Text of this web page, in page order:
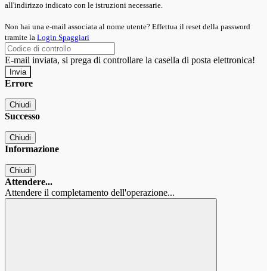
all'indirizzo indicato con le istruzioni necessarie.
Non hai una e-mail associata al nome utente? Effettua il reset della password
tramite la Login Spaggiari
E-mail inviata, si prega di controllare la casella di posta elettronica!
Errore
Chiudi
Successo
Chiudi
Informazione
Chiudi
Attendere...
Attendere il completamento dell'operazione...